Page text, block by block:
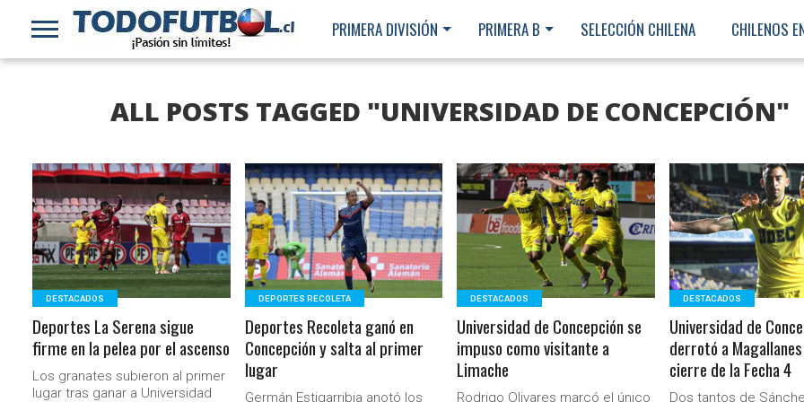
PRIMERA DIVISIÓN PRIMERA B SELECCIÓN CHILENA CHILENOS
ALL POSTS TAGGED "UNIVERSIDAD DE CONCEPCIÓN"
LEER MÁS
DESTACADOS
Deportes La Serena sigue
firme en la pelea por el ascenso
Los granates subieron al primer
lugar tras ganar a Universidad
LEER MÁS
DEPORTES RECOLETA
Deportes Recoleta ganó en
Concepción y salta al primer
lugar
Germán Estigarribia anotó los
LEER MÁS
DESTACADOS
Universidad de Concepción se
impuso como visitante a
Limache
Rodrigo Olivares marcó el único
LEER MÁS
DESTACADOS
Universidad de
derrotó a
cierre de la Fecha 4
Dos tantos de
Ministerio Secretaría